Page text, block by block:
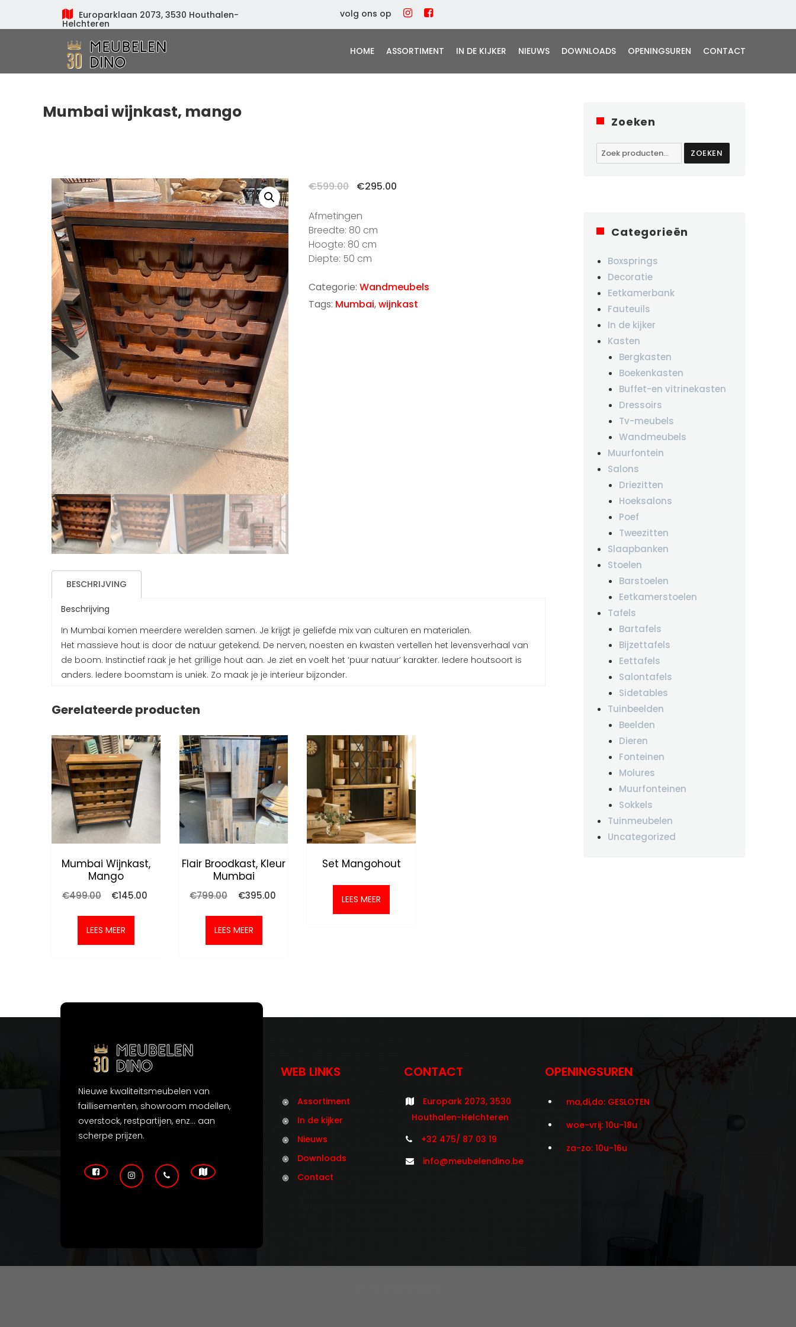
Europarklaan 2073, 3530 Houthalen-
Helchteren
volg ons op
HOME ASSORTIMENT IN DE KIJKER NIEUWS DOWNLOADS OPENINGSUREN CONTACT
Mumbai wijnkast, mango
€599.00
Oorspronkelijke
was:
€599.00.
€295.00
Afmetingen
Breedte: 80 cm
Hoogte: 80 cm
Diepte: 50 cm
Categorie: Wandmeubels
Tags: Mumbai,wijnkast
BESCHRIJVING
Beschrijving
In Mumbai komen meerdere werelden samen. Je krijgt je geliefde mix van culturen en materialen.
Het massieve hout is door de natuur getekend. De nerven, noesten en kwasten vertellen het levensverhaal van
de boom. Instinctief raak je het grillige hout aan. Je ziet en voelt het ‘puur natuur’ karakter. Iedere houtsoort is
anders. Iedere boomstam is uniek. Zo maak je je interieur bijzonder.
Gerelateerde producten
Mumbai Wijnkast,
Mango
€499.00
Oorspronkelijke
was:
€499.00.
€145.00
LEES MEER
Flair Broodkast, Kleur
Mumbai
€799.00
Oorspronkelijke
was:
€799.00.
€395.00
LEES MEER
Set Mangohout
LEES MEER
Zoeken
Zoeken
naar:
ZOEKEN
Categorieën
Boxsprings
Decoratie
Eetkamerbank
Fauteuils
In de kijker
Kasten
Bergkasten
Boekenkasten
Buffet-en vitrinekasten
Dressoirs
Tv-meubels
Wandmeubels
Muurfontein
Salons
Driezitten
Hoeksalons
Poef
Tweezitten
Slaapbanken
Stoelen
Barstoelen
Eetkamerstoelen
Tafels
Bartafels
Bijzettafels
Eettafels
Salontafels
Sidetables
Tuinbeelden
Beelden
Dieren
Fonteinen
Molures
Muurfonteinen
Sokkels
Tuinmeubelen
Uncategorized
Nieuwe kwaliteitsmeubelen van
faillisementen, showroom modellen,
overstock, restpartijen, enz... aan
scherpe prijzen.
WEB LINKS
Assortiment
In de kijker
Nieuws
Downloads
Contact
CONTACT
Europark 2073, 3530
Houthalen-Helchteren
+32 475/ 87 03 19
info@meubelendino.be
OPENINGSUREN
ma,di,do: GESLOTEN
woe-vrij: 10u-18u
za-zo: 10u-16u